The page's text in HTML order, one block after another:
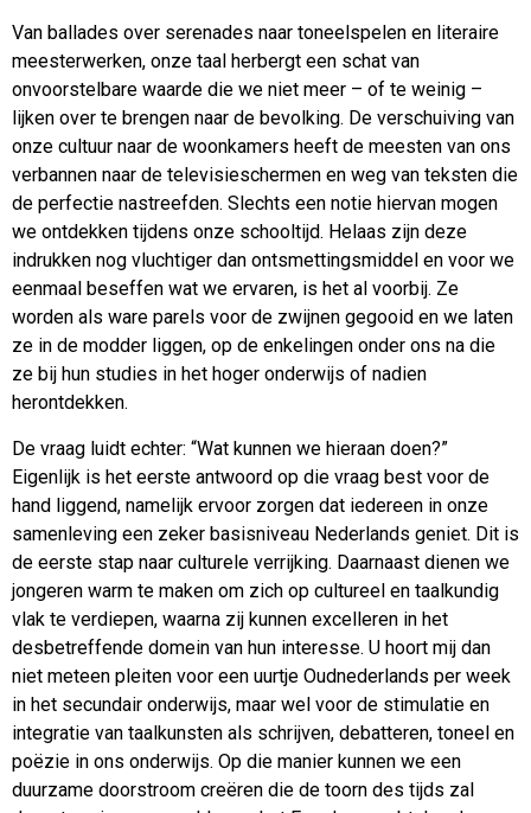
Van ballades over serenades naar toneelspelen en literaire
meesterwerken, onze taal herbergt een schat van
onvoorstelbare waarde die we niet meer – of te weinig –
lijken over te brengen naar de bevolking. De verschuiving van
onze cultuur naar de woonkamers heeft de meesten van ons
verbannen naar de televisieschermen en weg van teksten die
de perfectie nastreefden. Slechts een notie hiervan mogen
we ontdekken tijdens onze schooltijd. Helaas zijn deze
indrukken nog vluchtiger dan ontsmettingsmiddel en voor we
eenmaal beseffen wat we ervaren, is het al voorbij. Ze
worden als ware parels voor de zwijnen gegooid en we laten
ze in de modder liggen, op de enkelingen onder ons na die
ze bij hun studies in het hoger onderwijs of nadien
herontdekken.
De vraag luidt echter: “Wat kunnen we hieraan doen?”
Eigenlijk is het eerste antwoord op die vraag best voor de
hand liggend, namelijk ervoor zorgen dat iedereen in onze
samenleving een zeker basisniveau Nederlands geniet. Dit is
de eerste stap naar culturele verrijking. Daarnaast dienen we
jongeren warm te maken om zich op cultureel en taalkundig
vlak te verdiepen, waarna zij kunnen excelleren in het
desbetreffende domein van hun interesse. U hoort mij dan
niet meteen pleiten voor een uurtje Oudnederlands per week
in het secundair onderwijs, maar wel voor de stimulatie en
integratie van taalkunsten als schrijven, debatteren, toneel en
poëzie in ons onderwijs. Op die manier kunnen we een
duurzame doorstroom creëren die de toorn des tijds zal